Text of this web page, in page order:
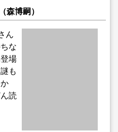
森博嗣）
ん
な
場
も
読